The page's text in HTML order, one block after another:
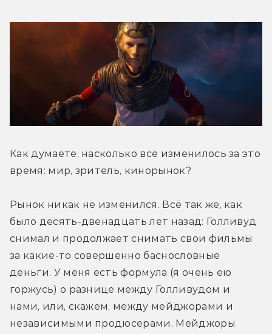
Как думаете, насколько всё изменилось за это
время: мир, зритель, кинорынок?
Рынок никак не изменился. Всё так же, как
было десять-двенадцать лет назад: Голливуд
снимал и продолжает снимать свои фильмы
за какие-то совершенно баснословные
деньги. У меня есть формула (я очень ею
горжусь) о разнице между Голливудом и
нами, или, скажем, между мейджорами и
независимыми продюсерами. Мейджоры